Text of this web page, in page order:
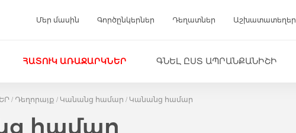
Մեր մասին Գործընկերներ Դեղատներ Աշխատատեղեր
ՀԱՏՈՒԿ ԱՌԱՋԱՐԿՆԵՐ ԳՆԵԼ ԸՍՏ ԱՊՐԱՆՔԱՆԻՇԻ
Դեղորայք Կանանց համար Կանանց համար
համար